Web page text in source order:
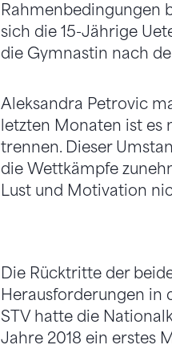
Rahmenbedingungen
sich die 15-Jährige
die Gymnastin nach
Aleksandra Petrovic
letzten Monaten ist
trennen. Dieser
die Wettkämpfe
Lust und Motivation
Die Rücktritte der
Herausforderungen in
STV hatte die
Jahre 2018 ein erstes